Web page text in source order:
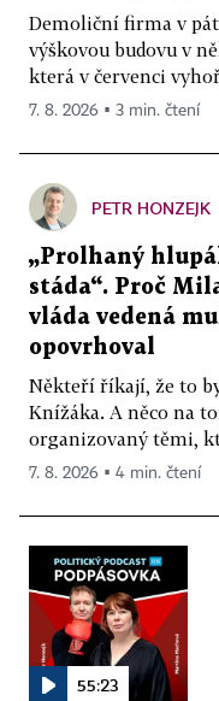
Demoliční firma v
výškovou budovu v
která v červenci
7. 8. 2026 ▪ 3 min. čtení
PETR HONZEJK
„Prolhaný
stáda“. Proč
vláda vedená
opovrhoval
Někteří říkají, že to
Knížáka. A něco na
organizovaný těmi,
7. 8. 2026 ▪ 4 min. čtení
55:23